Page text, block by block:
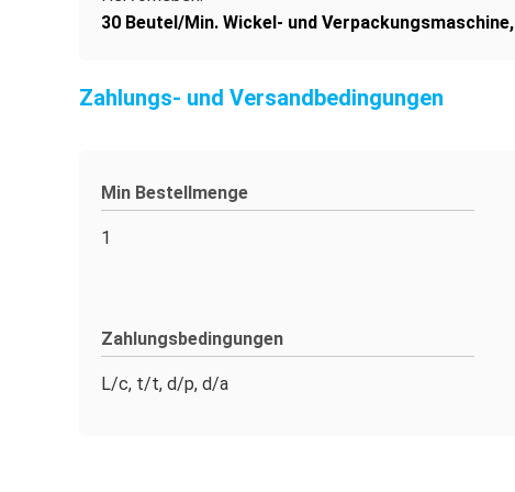
30 Beutel/Min. Wickel- und Verpackungsmaschine,
Zahlungs- und Versandbedingungen
Min Bestellmenge
1
Zahlungsbedingungen
L/c, t/t, d/p, d/a